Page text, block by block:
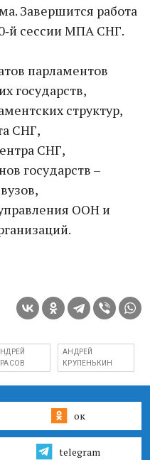
Завершится работа
сессии МПА СНГ.
парламентов
государств,
структур,
СНГ,
СНГ,
государств –
ООН и
АНДРЕЙ
КРУПЕНЬКИН
ок
telegram